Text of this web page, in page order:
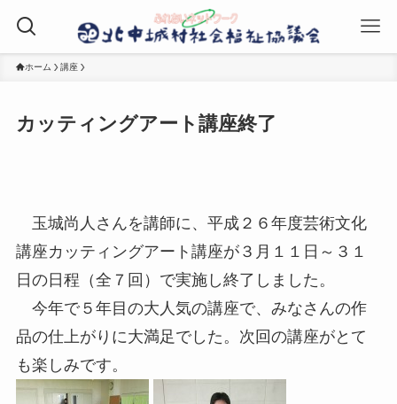
ホーム 講座
カッティングアート講座終了
玉城尚人さんを講師に、平成２６年度芸術文化
講座カッティングアート講座が３月１１日～３１
日の日程（全７回）で実施し終了しました。
今年で５年目の大人気の講座で、みなさんの作
品の仕上がりに大満足でした。次回の講座がとて
も楽しみです。